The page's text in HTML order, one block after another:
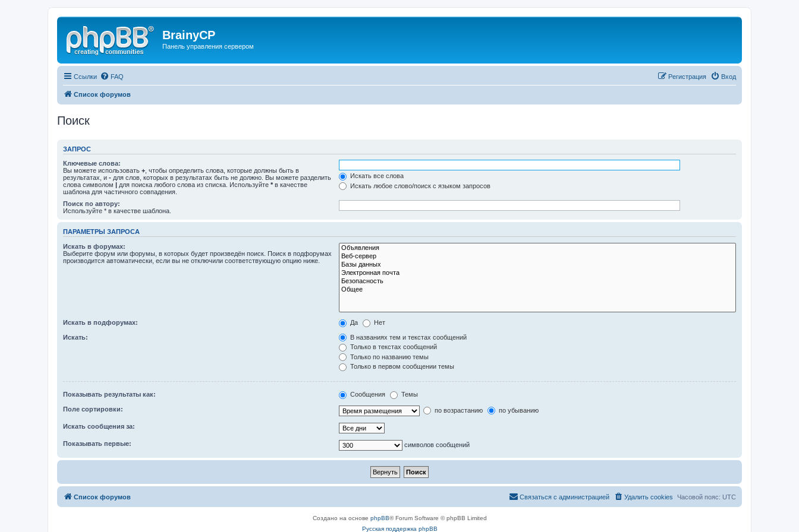
BrainyCP
Панель управления сервером
Ссылки FAQ Вход
Регистрация
Список форумов
Поиск
ЗАПРОС
Ключевые слова:
Вы можете использовать + , чтобы определить слова, которые должны быть в
результатах, и - для слов, которых в результатах быть не должно. Вы можете разделить
слова символом | для поиска любого слова из списка. Используйте * в качестве
шаблона для частичного совпадения.
Искать все слова
Искать любое слово/поиск с языком запросов
Поиск по автору:
Используйте * в качестве шаблона.
ПАРАМЕТРЫ ЗАПРОСА
Искать в форумах:
Выберите форум или форумы, в которых будет произведён поиск. Поиск в подфорумах
производится автоматически, если вы не отключили соответствующую опцию ниже.
Искать в подфорумах: Да Нет
Искать:
В названиях тем и текстах сообщений
Только в текстах сообщений
Только по названию темы
Только в первом сообщении темы
Показывать результаты как: Сообщения Темы
Поле сортировки: по возрастанию по убыванию
Искать сообщения за:
Показывать первые: символов сообщений
Список форумов Часовой пояс: UTC
Удалить cookies
Связаться с администрацией
Создано на основе phpBB® Forum Software © phpBB Limited
Русская поддержка phpBB